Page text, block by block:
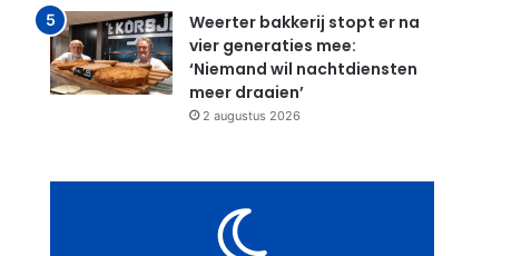
Weerter bakkerij stopt er na
vier generaties mee:
‘Niemand wil nachtdiensten
meer draaien’
2 augustus 2026